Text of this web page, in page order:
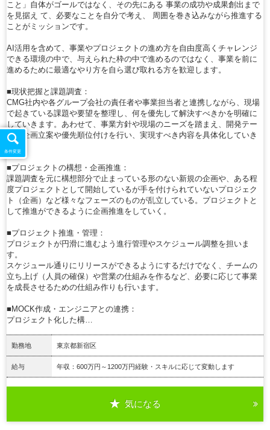
こと」自体がゴールではなく、その先にある 事業の成功や成果創出まで
を見据え て、必要なことを自分で考え、 周囲を巻き込みながら推進する
ことがミッションです。
AI活用を含めて、事業やプロジェクトの進め方を自由度高くチャレンジ
できる環境の中で、与えられた枠の中で進めるのではなく、事業を前に
進めるために最適なやり方を自ら選び取れる方を歓迎します。
■現状把握と課題調査：
CMG社内や各グループ会社の責任者や事業担当者と連携しながら、現場
で起きている課題や要望を整理し、何を優先して解決すべきかを明確に
していきます。あわせて、事業方針や現場のニーズを踏まえ、開発テー
マの企画立案や優先順位付けを行い、実現すべき内容を具体化していき
ます。
■プロジェクトの構想・企画推進：
課題調査を元に構想部分で止まっている形のない新規の企画や、ある程
度プロジェクトとして開始しているが手を付けられていないプロジェク
ト（企画）など様々なフェーズのものが乱立している。プロジェクトと
して推進ができるように企画推進をしていく。
■プロジェクト推進・管理：
プロジェクトが円滑に進むよう進行管理やスケジュール調整を担いま
す。
スケジュール通りにリリースができるようにするだけでなく、チームの
立ち上げ（人員の確保）や営業の仕組みを作るなど、必要に応じて事業
を成長させるための仕組み作りも行います。
■MOCK作成・エンジニアとの連携：
プロジェクト化した構…
勤務地 東京都新宿区
給与 年収：600万円～1200万円経験・スキルに応じて変動します
気になる
条件変更